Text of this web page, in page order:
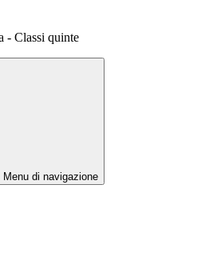
- Classi quinte
Menu di navigazione